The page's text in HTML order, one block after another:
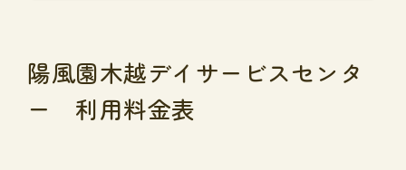
陽風園木越デイサービスセンタ
ー 利用料金表